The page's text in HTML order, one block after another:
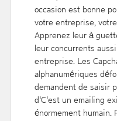
occasion est bonne
votre entreprise,
Apprenez leur à
leur concurrents
entreprise. Les
alphanumériques
demandent de saisir
d'C'est un emailing
énormement humain.